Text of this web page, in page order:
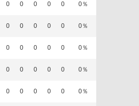
0 0 0 0 0 0％
0 0 0 0 0 0％
0 0 0 0 0 0％
0 0 0 0 0 0％
0 0 0 0 0 0％